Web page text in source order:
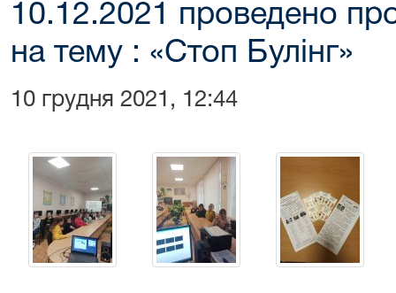
10.12.2021 проведено
на тему : «Стоп Булінг»
10 грудня 2021, 12:44